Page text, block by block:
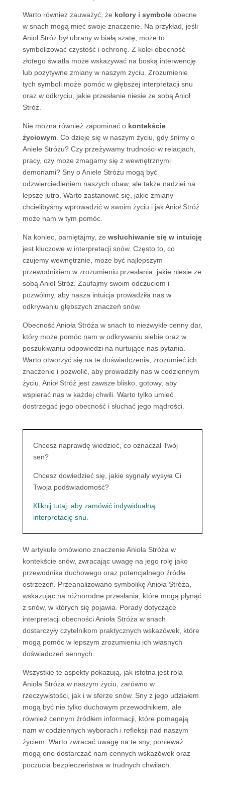
Warto również zauważyć, że kolory i symboleobecne
w snach mogą mieć swoje znaczenie. Na przykład, jeśli
Anioł Stróż był ubrany w białą szatę, może to
symbolizować czystość i ochronę. Z kolei obecność
złotego światła może wskazywać na boską interwencję
lub pozytywne zmiany w naszym życiu. Zrozumienie
tych symboli może pomóc w głębszej interpretacji snu
oraz w odkryciu, jakie przesłanie niesie ze sobą Anioł
Stróż.
Nie można również zapominać o kontekście
życiowym. Co dzieje się w naszym życiu, gdy śnimy o
Aniele Stróżu? Czy przeżywamy trudności w relacjach,
pracy, czy może zmagamy się z wewnętrznymi
demonami? Sny o Aniele Stróżu mogą być
odzwierciedleniem naszych obaw, ale także nadziei na
lepsze jutro. Warto zastanowić się, jakie zmiany
chcielibyśmy wprowadzić w swoim życiu i jak Anioł Stróż
może nam w tym pomóc.
Na koniec, pamiętajmy, że wsłuchiwanie się w intuicję
jest kluczowe w interpretacji snów. Często to, co
czujemy wewnętrznie, może być najlepszym
przewodnikiem w zrozumieniu przesłania, jakie niesie ze
sobą Anioł Stróż. Zaufajmy swoim odczuciom i
pozwólmy, aby nasza intuicja prowadziła nas w
odkrywaniu głębszych znaczeń snów.
Obecność Anioła Stróża w snach to niezwykle cenny dar,
który może pomóc nam w odkrywaniu siebie oraz w
poszukiwaniu odpowiedzi na nurtujące nas pytania.
Warto otworzyć się na te doświadczenia, zrozumieć ich
znaczenie i pozwolić, aby prowadziły nas w codziennym
życiu. Anioł Stróż jest zawsze blisko, gotowy, aby
wspierać nas w każdej chwili. Warto tylko umieć
dostrzegać jego obecność i słuchać jego mądrości.
Chcesz naprawdę wiedzieć, co oznaczał Twój
sen?
Chcesz dowiedzieć się, jakie sygnały wysyła Ci
Twoja podświadomość?
Kliknij tutaj, aby zamówić indywidualną
interpretację snu.
W artykule omówiono znaczenie Anioła Stróża w
kontekście snów, zwracając uwagę na jego rolę jako
przewodnika duchowego oraz potencjalnego źródła
ostrzeżeń. Przeanalizowano symbolikę Anioła Stróża,
wskazując na różnorodne przesłania, które mogą płynąć
z snów, w których się pojawia. Porady dotyczące
interpretacji obecności Anioła Stróża w snach
dostarczyły czytelnikom praktycznych wskazówek, które
mogą pomóc w lepszym zrozumieniu ich własnych
doświadczeń sennych.
Wszystkie te aspekty pokazują, jak istotna jest rola
Anioła Stróża w naszym życiu, zarówno w
rzeczywistości, jak i w sferze snów. Sny z jego udziałem
mogą być nie tylko duchowym przewodnikiem, ale
również cennym źródłem informacji, które pomagają
nam w codziennych wyborach i refleksji nad naszym
życiem. Warto zwracać uwagę na te sny, ponieważ
mogą one dostarczać nam cennych wskazówek oraz
poczucia bezpieczeństwa w trudnych chwilach.